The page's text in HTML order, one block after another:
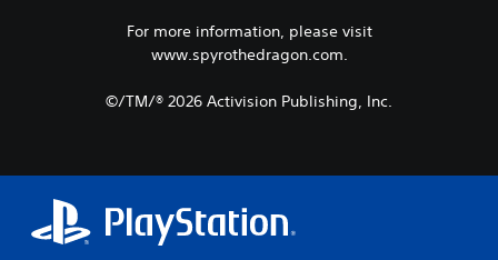
For more information, please visit
www.spyrothedragon.com.
©/TM/® 2026 Activision Publishing, Inc.